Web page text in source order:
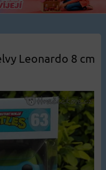
Leonardo 8 cm